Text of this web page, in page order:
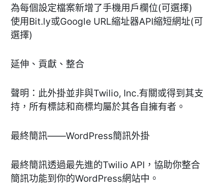
為每個設定檔案新增了手機用戶欄位(可選擇)
使用Bit.ly或Google URL縮址器API縮短網址(可
選擇)
延伸、貢獻、整合
聲明：此外掛並非與Twilio, Inc.有關或得到其支
持，所有標誌和商標均屬於其各自擁有者。
最終簡訊——WordPress簡訊外掛
最終簡訊透過最先進的Twilio API，協助你整合
簡訊功能到你的WordPress網站中。